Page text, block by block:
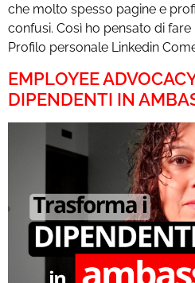
che molto spesso pagine e
confusi. Così ho pensato di fare
Profilo personale Linkedin
EMPLOYEE
DIPENDENTI IN